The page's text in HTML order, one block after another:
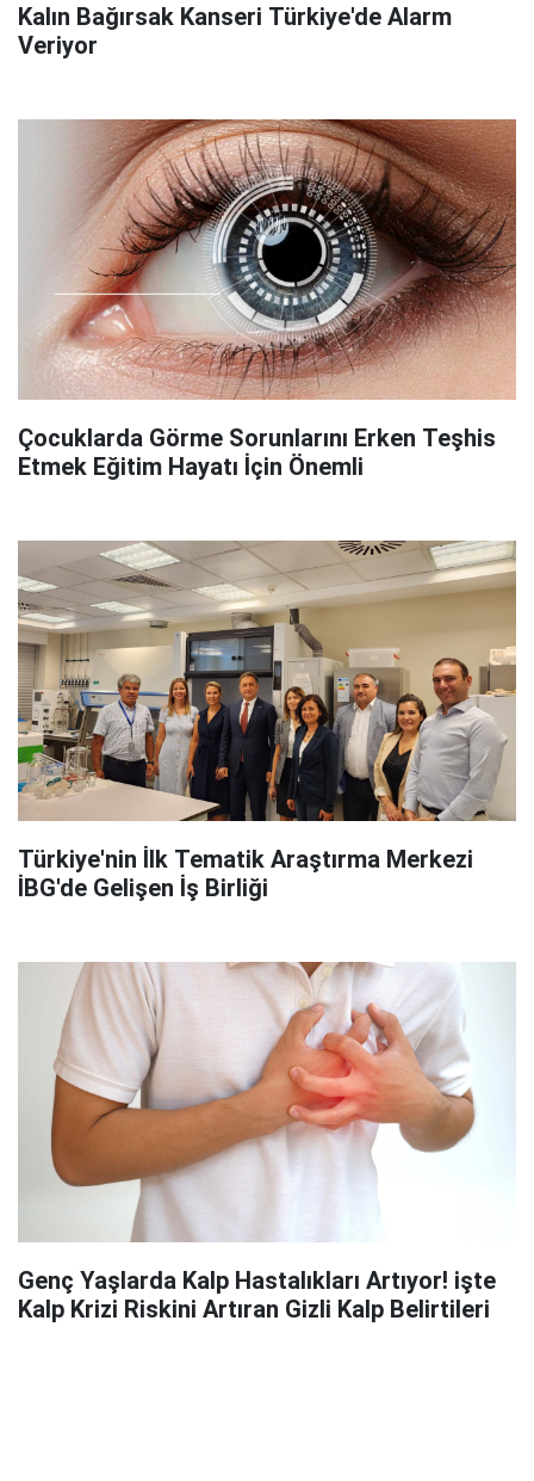
Kalın Bağırsak Kanseri Türkiye'de Alarm
Veriyor
Çocuklarda Görme Sorunlarını Erken Teşhis
Etmek Eğitim Hayatı İçin Önemli
Türkiye'nin İlk Tematik Araştırma Merkezi
İBG'de Gelişen İş Birliği
Genç Yaşlarda Kalp Hastalıkları Artıyor! işte
Kalp Krizi Riskini Artıran Gizli Kalp Belirtileri